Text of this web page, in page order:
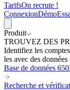
TarifsOn recrute !
ConnexionDémo
Produit
TROUVEZ DES
Identifiez les
les avec des
Base de données
Recherche et